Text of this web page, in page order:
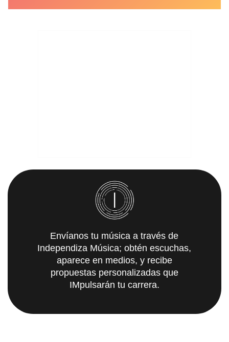
Envíanos tu música a través de
Independiza Música; obtén escuchas,
aparece en medios, y recibe
propuestas personalizadas que
IMpulsarán tu carrera.